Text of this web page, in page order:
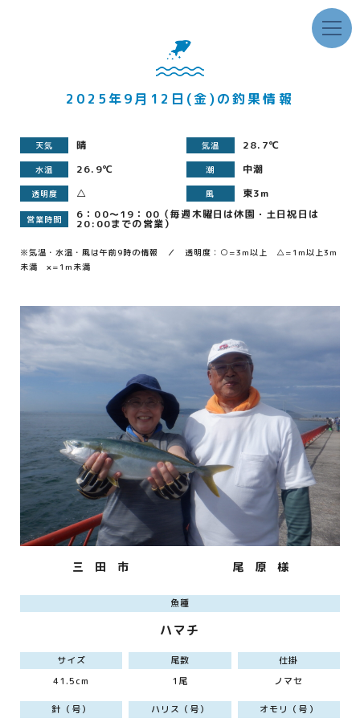
2025年9月12日(金)の釣果情報
天気 晴 気温 28.7℃
水温 26.9℃ 潮 中潮
透明度 △ 風 東3m
営業時間 6：00～19：00（毎週木曜日は休園・土日祝日は
20:00までの営業）
※気温・水温・風は午前9時の情報 ／ 透明度：○=3m以上 △=1m以上3m
未満 ×=1m未満
三 田 市 尾 原 様
魚種
ハマチ
サイズ
41.5cm
尾数
1尾
仕掛
ノマセ
針（号）
ハリス（号）
オモリ（号）